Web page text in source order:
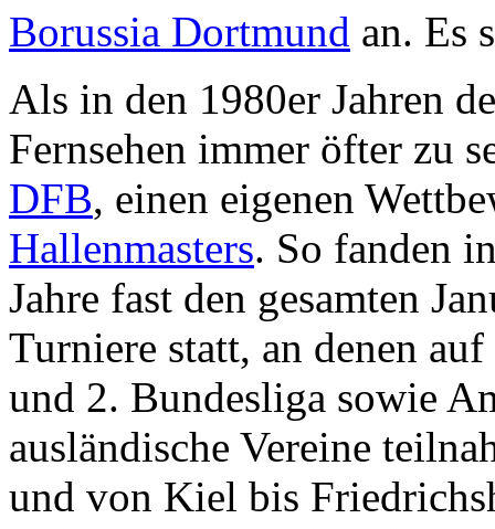
Borussia Dortmund an. Es
Als in den 1980er Jahren
Fernsehen immer öfter zu
DFB, einen eigenen
Hallenmasters. So fanden
Jahre fast den gesamten
Turniere statt, an denen
und 2. Bundesliga sowie
ausländische Vereine
und von Kiel bis